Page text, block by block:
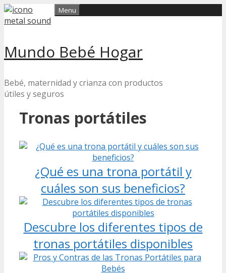
Skip
to
Mundo Bebé Hogar
Bebé, maternidad y crianza con productos
útiles y seguros
Menu
Tronas portátiles
¿Qué es una trona portátil y
cuáles son sus beneficios?
Descubre los diferentes tipos de
tronas portátiles disponibles